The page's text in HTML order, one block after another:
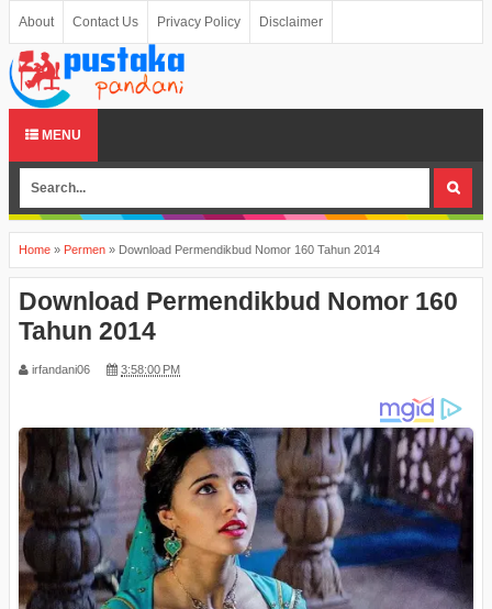
About Contact Us Privacy Policy Disclaimer
MENU
Home » Permen » Download Permendikbud Nomor 160 Tahun 2014
Download Permendikbud Nomor 160
Tahun 2014
irfandani06 3:58:00 PM